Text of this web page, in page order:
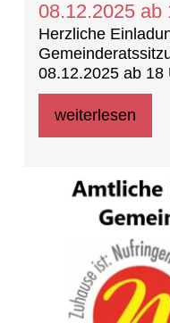
08.12.2025 ab
Herzliche
08.12.2025 ab 18
weiterlesen